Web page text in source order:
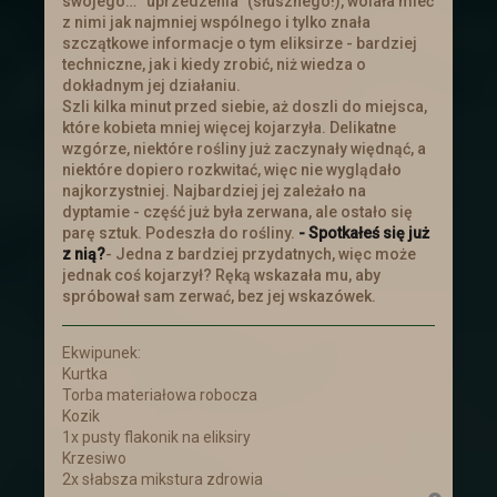
smoków, który nastąpił ponad miesiąc
temu
z nimi jak najmniej wspólnego i tylko znała
szczątkowe informacje o tym eliksirze - bardziej
techniczne, jak i kiedy zrobić, niż wiedza o
dokładnym jej działaniu.
Szli kilka minut przed siebie, aż doszli do miejsca,
które kobieta mniej więcej kojarzyła. Delikatne
wzgórze, niektóre rośliny już zaczynały więdnąć, a
niektóre dopiero rozkwitać, więc nie wyglądało
najkorzystniej. Najbardziej jej zależało na
dyptamie - część już była zerwana, ale ostało się
parę sztuk. Podeszła do rośliny. - Spotkałeś się już
z nią?- Jedna z bardziej przydatnych, więc może
jednak coś kojarzył? Ręką wskazała mu, aby
spróbował sam zerwać, bez jej wskazówek.
Ekwipunek:
Kurtka
Torba materiałowa robocza
Kozik
1x pusty flakonik na eliksiry
Krzesiwo
2x słabsza mikstura zdrowia